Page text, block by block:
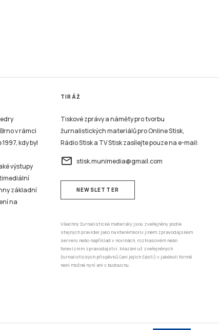
kdy byl
výstupy
základní
na
Tiskové zprávy a náměty pro tvorbu
Rádio Stisk a TV Stisk zasílejte pouze na e-mail:
email stisk.munimedia@gmail.com
Všechny žurnalistické materiály jsou zveřejněny podle
stejných pravidel jako na kterémkoliv jiném zpravodajském
serveru nebo například v novinách, rozhlasovém nebo
není možné nyní ani v budoucnu.